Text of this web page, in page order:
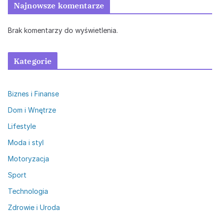
Najnowsze komentarze
Brak komentarzy do wyświetlenia.
Kategorie
Biznes i Finanse
Dom i Wnętrze
Lifestyle
Moda i styl
Motoryzacja
Sport
Technologia
Zdrowie i Uroda